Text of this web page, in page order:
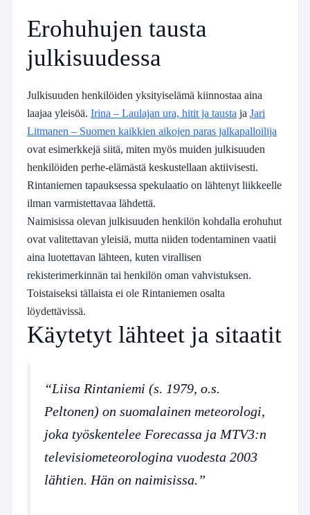
Erohuhujen tausta
julkisuudessa
Julkisuuden henkilöiden yksityiselämä kiinnostaa aina
laajaa yleisöä. Irina – Laulajan ura, hitit ja tausta ja Jari
Litmanen – Suomen kaikkien aikojen paras jalkapalloilija
ovat esimerkkejä siitä, miten myös muiden julkisuuden
henkilöiden perhe-elämästä keskustellaan aktiivisesti.
Rintaniemen tapauksessa spekulaatio on lähtenyt liikkeelle
ilman varmistettavaa lähdettä.
Naimisissa olevan julkisuuden henkilön kohdalla erohuhut
ovat valitettavan yleisiä, mutta niiden todentaminen vaatii
aina luotettavan lähteen, kuten virallisen
rekisterimerkinnän tai henkilön oman vahvistuksen.
Toistaiseksi tällaista ei ole Rintaniemen osalta
löydettävissä.
Käytetyt lähteet ja sitaatit
“Liisa Rintaniemi (s. 1979, o.s.
Peltonen) on suomalainen meteorologi,
joka työskentelee Forecassa ja MTV3:n
televisiometeorologina vuodesta 2003
lähtien. Hän on naimisissa.”